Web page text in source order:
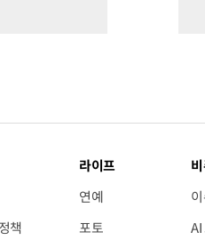
책
라이프
연예
포토